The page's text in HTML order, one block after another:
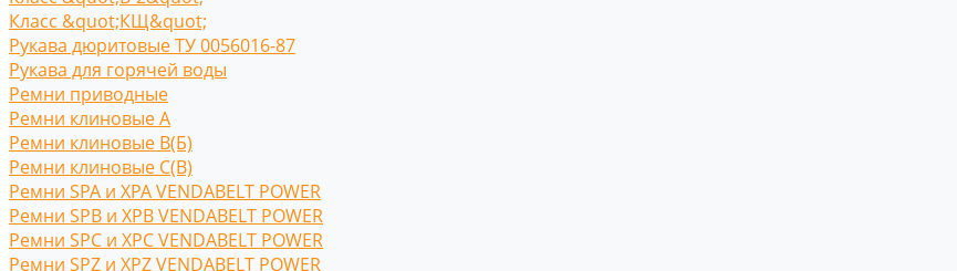
Класс &quot;КЩ&quot;
Рукава дюритовые ТУ 0056016-87
Рукава для горячей воды
Ремни приводные
Ремни клиновые A
Ремни клиновые В(Б)
Ремни клиновые С(B)
Ремни SPA и XPA VENDABELT POWER
Ремни SPB и XPB VENDABELT POWER
Ремни SPC и XPC VENDABELT POWER
Ремни SPZ и XPZ VENDABELT POWER